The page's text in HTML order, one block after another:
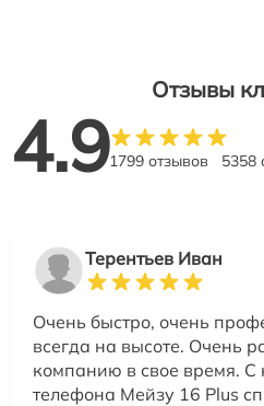
Отзывы
4.91799 отзывов 5358
Терентьев Иван
Очень быстро, очень
всегда на высоте. Очень
компанию в свое время. С
телефона Мейзу 16 Plus